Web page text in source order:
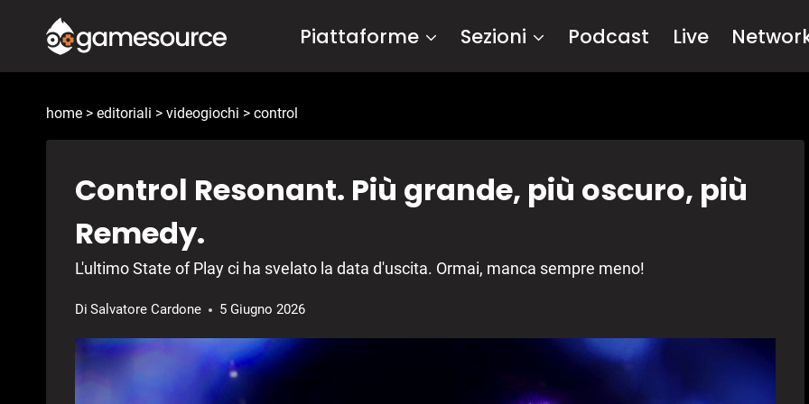
contenuto
Piattaforme Sezioni Podcast Live
home > editoriali > videogiochi > control
Control Resonant. Più grande, più oscuro, più
Remedy.
L'ultimo State of Play ci ha svelato la data d'uscita. Ormai, manca sempre meno!
Di Salvatore Cardone 5 Giugno 2026